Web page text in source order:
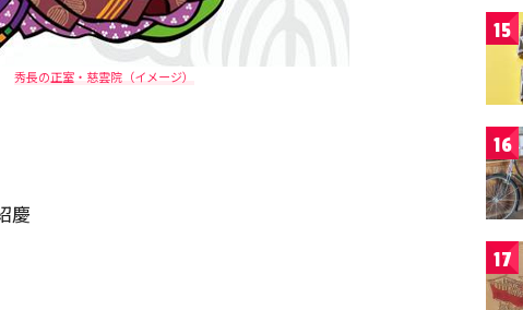
秀長の正室・慈雲院（イメージ）
慶
15
16
17